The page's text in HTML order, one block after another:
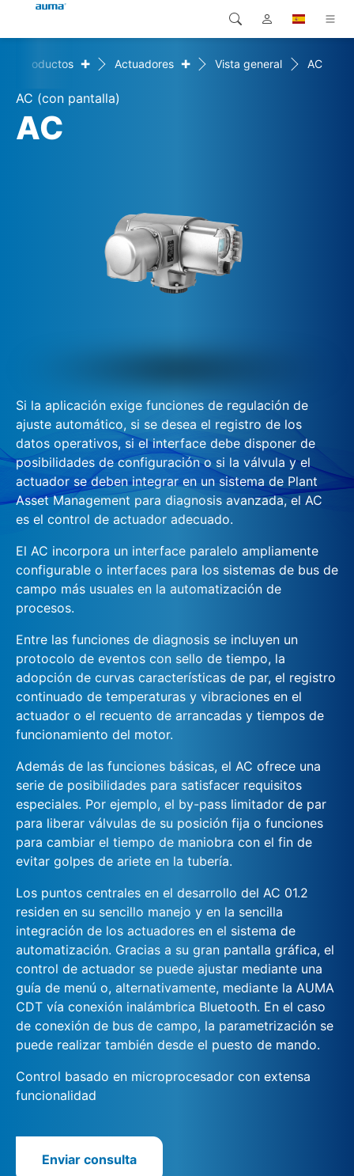
Productos
Soluciones
Global
Europa
Búsqueda
Productos + Actuadores + Vista general AC
AC (con pantalla)
AC
Si la aplicación exige funciones de regulación de
ajuste automático, si se desea el registro de los
datos operativos, si el interface debe disponer de
posibilidades de configuración o si la válvula y el
actuador se deben integrar en un sistema de Plant
Asset Management para diagnosis avanzada, el AC
es el control de actuador adecuado.
El AC incorpora un interface paralelo ampliamente
configurable o interfaces para los sistemas de bus de
campo más usuales en la automatización de
procesos.
Entre las funciones de diagnosis se incluyen un
protocolo de eventos con sello de tiempo, la
adopción de curvas características de par, el registro
continuado de temperaturas y vibraciones en el
actuador o el recuento de arrancadas y tiempos de
funcionamiento del motor.
Además de las funciones básicas, el AC ofrece una
serie de posibilidades para satisfacer requisitos
especiales. Por ejemplo, el by-pass limitador de par
para liberar válvulas de su posición fija o funciones
para cambiar el tiempo de maniobra con el fin de
evitar golpes de ariete en la tubería.
Los puntos centrales en el desarrollo del AC 01.2
residen en su sencillo manejo y en la sencilla
integración de los actuadores en el sistema de
automatización. Gracias a su gran pantalla gráfica, el
control de actuador se puede ajustar mediante una
guía de menú o, alternativamente, mediante la AUMA
CDT vía conexión inalámbrica Bluetooth. En el caso
de conexión de bus de campo, la parametrización se
puede realizar también desde el puesto de mando.
Control basado en microprocesador con extensa
funcionalidad
Enviar consulta